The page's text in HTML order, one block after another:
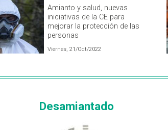
Amianto y salud, nuevas
iniciativas de la CE para
mejorar la protección de las
personas
Viernes, 21/Oct/2022
Desamiantado